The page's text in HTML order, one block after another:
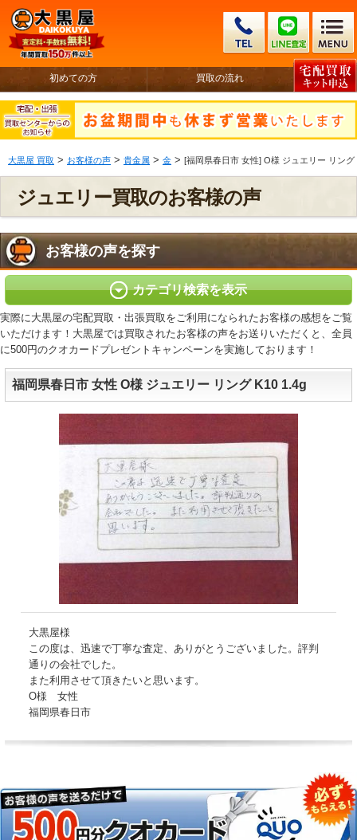
初めての方 買取の流れ
大黒屋 買取 > お客様の声 > 貴金属 > 金 > [福岡県春日市 女性] O様 ジュエリー リング
ジュエリー買取のお客様の声
お客様の声を探す
カテゴリ検索を表示
実際に大黒屋の宅配買取・出張買取をご利用になられたお客様の感想をご覧
いただけます！大黒屋では買取されたお客様の声をお送りいただくと、全員
に500円のクオカードプレゼントキャンペーンを実施しております！
福岡県春日市 女性 O様 ジュエリー リング K10 1.4g
大黒屋様
この度は、迅速で丁寧な査定、ありがとうございました。評判
通りの会社でした。
また利用させて頂きたいと思います。
O様 女性
福岡県春日市